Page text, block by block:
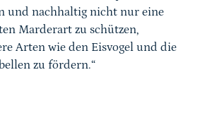
und nachhaltig nicht nur eine
Marderart zu schützen,
Arten wie den Eisvogel und die
zu fördern.“